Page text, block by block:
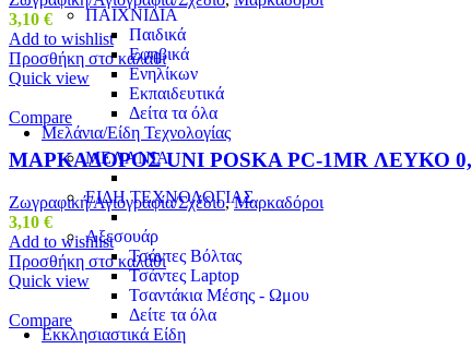
ΠΑΙΧΝΙΔΙΑ
Παιδικά
Εφηβικά
Ενηλίκων
Εκπαιδευτικά
Δείτα τα όλα
Μελάνια/Είδη Τεχνολογίας
ΜΕΛΑΝΙΑ
ΕΙΔΗ ΤΕΧΝΟΛΟΓΙΑΣ
Αξεσουάρ
Τσάντες Βόλτας
Τσάντες Laptop
Τσαντάκια Μέσης - Ωμου
Δείτε τα όλα
Εκκλησιαστικά Είδη
3,10 €
Add to wishlist
Προσθήκη στο καλάθι
Quick view
Compare
ΜΑΡΚΑΔΟΡΟΣ UNI POSKA PC-1MR ΛΕΥΚΟ
Ζωγραφική/Αγιογραφία/Σχέδιο, Μαρκαδόροι
3,10 €
Add to wishlist
Προσθήκη στο καλάθι
Quick view
Compare